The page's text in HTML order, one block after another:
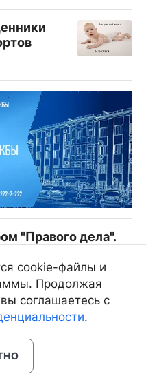
"Правого дела".
cookie-файлы и
Продолжая
соглашаетесь с
.